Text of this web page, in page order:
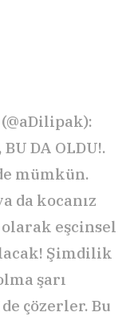
DA OLDU!.
mümkün.
da kocanız
eşcinsel
Şimdilik
şarı
çözerler. Bu